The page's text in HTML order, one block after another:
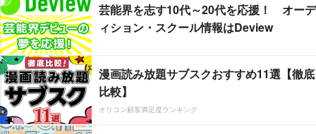
芸能界を志す10代～20代を応援！ オーデ
ィション・スクール情報はDeview
漫画読み放題サブスクおすすめ11選【徹底
比較】
オリコン顧客満足度ランキング